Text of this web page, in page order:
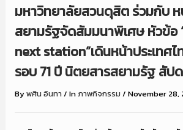
มหาวิทยาลัยสวนดุสิต ร่วมกับ
สยามรัฐจัดสัมมนาพิเศษ หัวข้อ
next station”เดินหน้าประเทศไ
รอบ 71 ปี นิตยสารสยามรัฐ สัป
Byพศิน อินทา/ Inภาพกิจกรรม / November 28,